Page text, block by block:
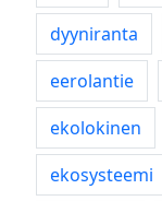
dyyniranta
eerolantie
ekolokinen
ekosysteemi